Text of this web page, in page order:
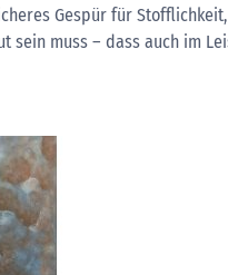
Gespür für
sein muss – dass auch im